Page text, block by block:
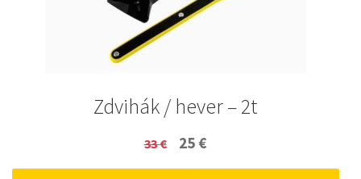
Zdvihák / hever – 2t
33€
Original
price
25 €
price